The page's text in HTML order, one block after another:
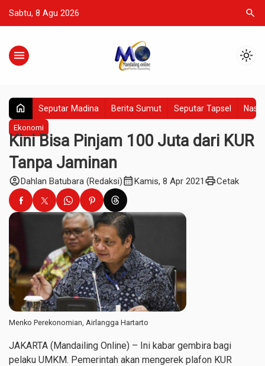
Sabtu, 8 Agu 2026 search
menu light_mode
home Seputar Madina Berita Sumut Seputar Tapsel
Ekonomi
Kini Bisa Pinjam 100 Juta dari KUR
Tanpa Jaminan
account_circleDahlan Batubara (Redaksi)calendar_monthKamis, 8 Apr 2021 printCetak
Menko Perekonomian, Airlangga Hartarto
JAKARTA (Mandailing Online) – Ini kabar gembira bagi
pelaku UMKM. Pemerintah akan mengerek plafon KUR